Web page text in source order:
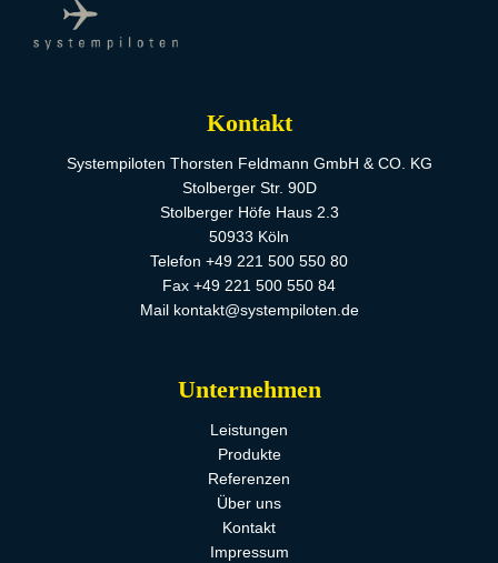
Kontakt
Systempiloten Thorsten Feldmann GmbH & CO. KG
Stolberger Str. 90D
Stolberger Höfe Haus 2.3
50933 Köln
Telefon +49 221 500 550 80
Fax +49 221 500 550 84
Mail kontakt@systempiloten.de
Unternehmen
Leistungen
Produkte
Referenzen
Über uns
Kontakt
Impressum